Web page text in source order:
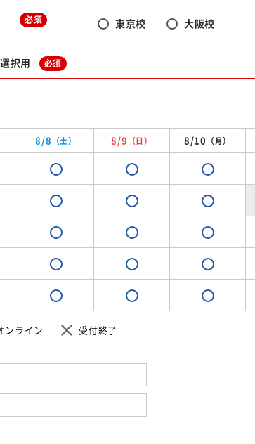
必須 東京校 大阪校
択用 必須
8/8 （土） 8/9 （日） 8/10 （月）
ンライン 受付終了